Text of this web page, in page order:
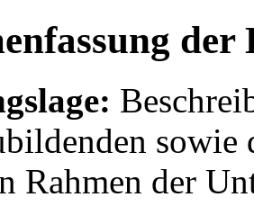
der
Rahmen der